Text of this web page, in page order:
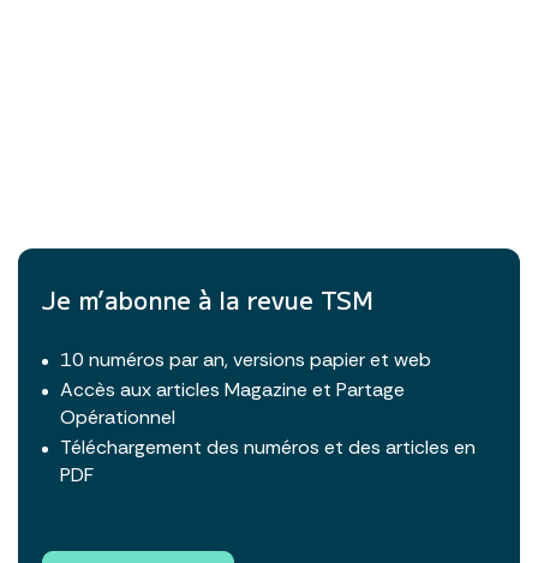
Je m’abonne à la revue TSM
10 numéros par an, versions papier et web
Accès aux articles Magazine et Partage
Opérationnel
Téléchargement des numéros et des articles en
PDF